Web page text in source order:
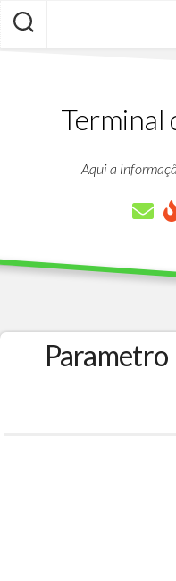
Skip
content
Terminal
Aqui a